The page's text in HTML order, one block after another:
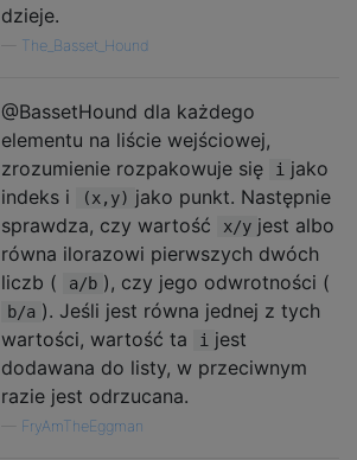
dzieje.
The_Basset_Hound
@BassetHound dla każdego
elementu na liście wejściowej,
zrozumienie rozpakowuje się
i jako
indeks i
(x,y) jako punkt. Następnie
sprawdza, czy wartość
x/y jest albo
równa ilorazowi pierwszych dwóch
liczb (
a/b ), czy jego odwrotności (
b/a ). Jeśli jest równa jednej z tych
wartości, wartość ta
i jest
dodawana do listy, w przeciwnym
razie jest odrzucana.
FryAmTheEggman